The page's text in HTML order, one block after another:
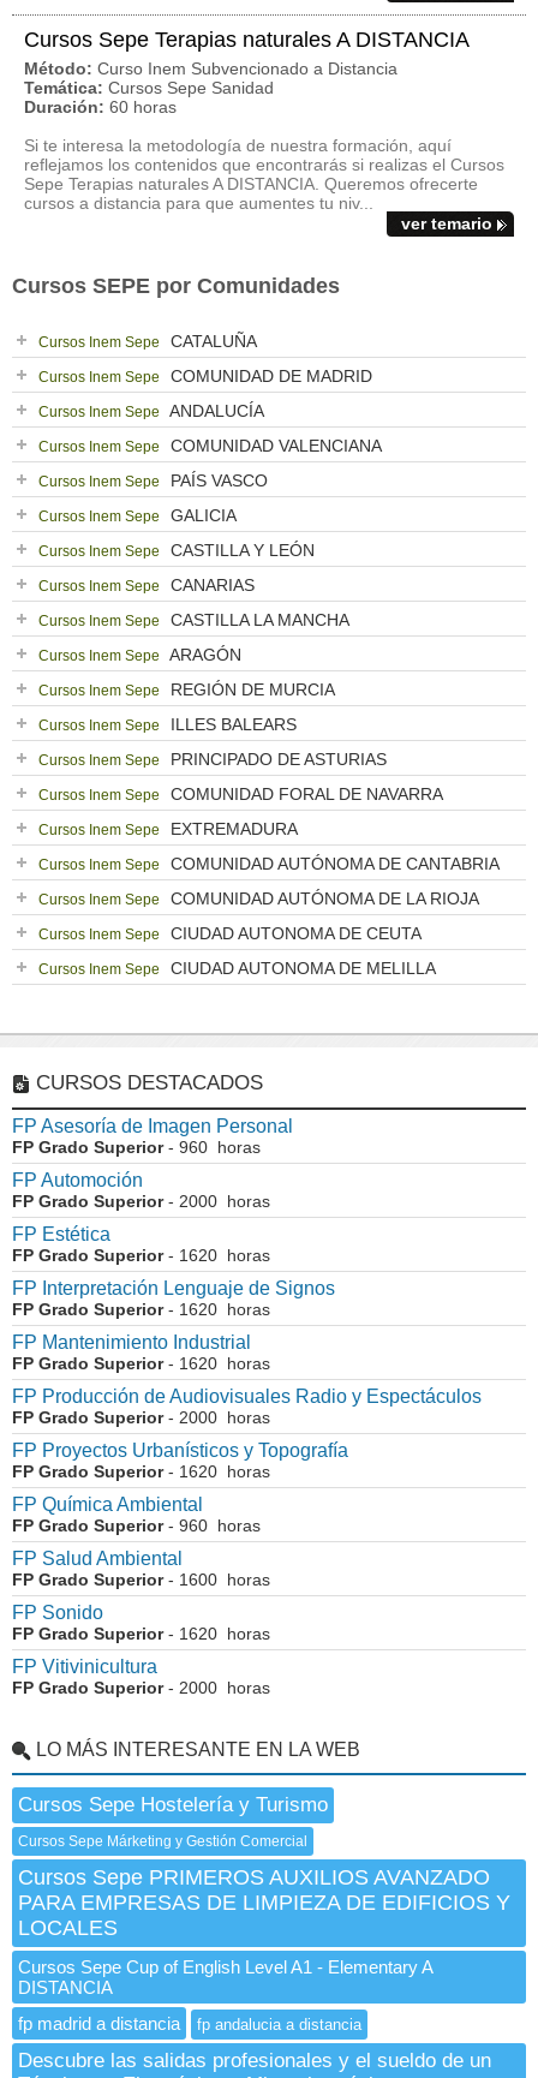
Cursos Sepe Terapias naturales A DISTANCIA
Método: Curso Inem Subvencionado a Distancia
Temática: Cursos Sepe Sanidad
Duración: 60 horas
Si te interesa la metodología de nuestra formación, aquí
reflejamos los contenidos que encontrarás si realizas el Cursos
Sepe Terapias naturales A DISTANCIA. Queremos ofrecerte
cursos a distancia para que aumentes tu niv...
ver temario
Cursos SEPE por Comunidades
Cursos Inem Sepe CATALUÑA
Cursos Inem Sepe COMUNIDAD DE MADRID
Cursos Inem Sepe ANDALUCÍA
Cursos Inem Sepe COMUNIDAD VALENCIANA
Cursos Inem Sepe PAÍS VASCO
Cursos Inem Sepe GALICIA
Cursos Inem Sepe CASTILLA Y LEÓN
Cursos Inem Sepe CANARIAS
Cursos Inem Sepe CASTILLA LA MANCHA
Cursos Inem Sepe ARAGÓN
Cursos Inem Sepe REGIÓN DE MURCIA
Cursos Inem Sepe ILLES BALEARS
Cursos Inem Sepe PRINCIPADO DE ASTURIAS
Cursos Inem Sepe COMUNIDAD FORAL DE NAVARRA
Cursos Inem Sepe EXTREMADURA
Cursos Inem Sepe COMUNIDAD AUTÓNOMA DE CANTABRIA
Cursos Inem Sepe COMUNIDAD AUTÓNOMA DE LA RIOJA
Cursos Inem Sepe CIUDAD AUTONOMA DE CEUTA
Cursos Inem Sepe CIUDAD AUTONOMA DE MELILLA
CURSOS DESTACADOS
FP Asesoría de Imagen Personal
FP Grado Superior- 960 horas
FP Automoción
FP Grado Superior- 2000 horas
FP Estética
FP Grado Superior- 1620 horas
FP Interpretación Lenguaje de Signos
FP Grado Superior- 1620 horas
FP Mantenimiento Industrial
FP Grado Superior- 1620 horas
FP Producción de Audiovisuales Radio y Espectáculos
FP Grado Superior- 2000 horas
FP Proyectos Urbanísticos y Topografía
FP Grado Superior- 1620 horas
FP Química Ambiental
FP Grado Superior- 960 horas
FP Salud Ambiental
FP Grado Superior- 1600 horas
FP Sonido
FP Grado Superior- 1620 horas
FP Vitivinicultura
FP Grado Superior- 2000 horas
LO MÁS INTERESANTE EN LA WEB
Cursos Sepe Hostelería y Turismo
Cursos Sepe Márketing y Gestión Comercial
Cursos Sepe PRIMEROS AUXILIOS AVANZADO
PARA EMPRESAS DE LIMPIEZA DE EDIFICIOS Y
LOCALES
Cursos Sepe Cup of English Level A1 - Elementary A
DISTANCIA
fp madrid a distancia
fp andalucia a distancia
Descubre las salidas profesionales y el sueldo de un